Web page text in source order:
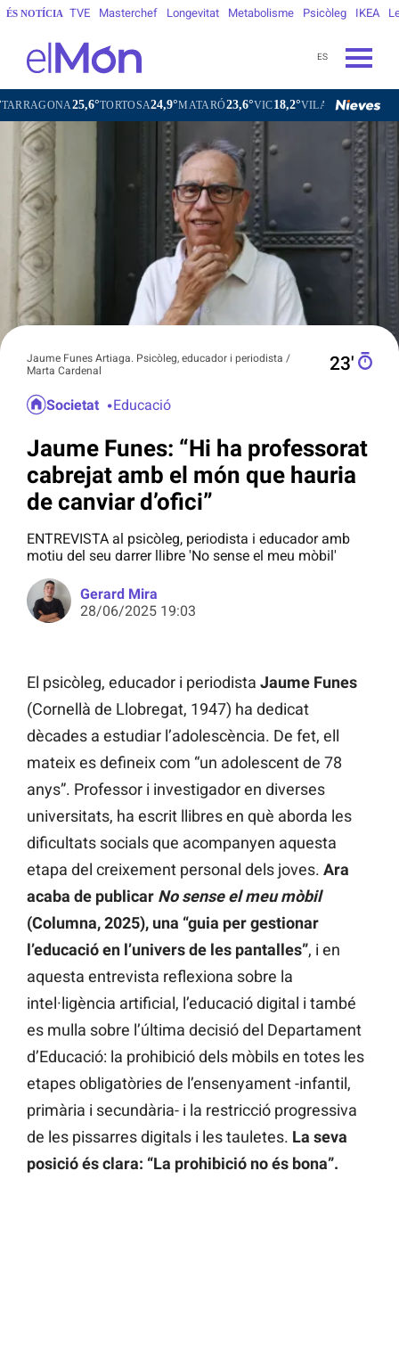
ÉS NOTÍCIA TVE Masterchef Longevitat Metabolisme Psicòleg IKEA
ES
TORTOSA24,9°MATARÓ23,6°VIC18,2°VILAFRANCA DEL PENEDÈS21,6°
Jaume Funes Artiaga. Psicòleg, educador i periodista /
Marta Cardenal
23′
Societat Educació
Jaume Funes: “Hi ha professorat
cabrejat amb el món que hauria
de canviar d’ofici”
ENTREVISTA al psicòleg, periodista i educador amb
motiu del seu darrer llibre 'No sense el meu mòbil'
Gerard Mira
28/06/2025 19:03
El psicòleg, educador i periodista Jaume Funes
(Cornellà de Llobregat, 1947) ha dedicat
dècades a estudiar l’adolescència. De fet, ell
mateix es defineix com “un adolescent de 78
anys”. Professor i investigador en diverses
universitats, ha escrit llibres en què aborda les
dificultats socials que acompanyen aquesta
etapa del creixement personal dels joves. Ara
acaba de publicar No sense el meu mòbil
(Columna, 2025), una “guia per gestionar
l’educació en l’univers de les pantalles”, i en
aquesta entrevista reflexiona sobre la
intel·ligència artificial, l’educació digital i també
es mulla sobre l’última decisió del Departament
d’Educació: la prohibició dels mòbils en totes les
etapes obligatòries de l’ensenyament -infantil,
primària i secundària- i la restricció progressiva
de les pissarres digitals i les tauletes. La seva
posició és clara: “La prohibició no és bona”.